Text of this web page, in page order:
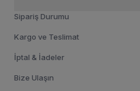
Sipariş Durumu
Kargo ve Teslimat
İptal & İadeler
Bize Ulaşın